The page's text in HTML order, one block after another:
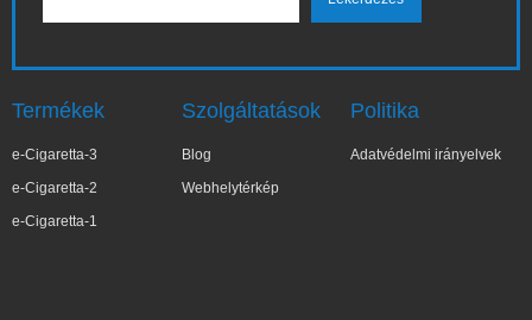
Termékek
e-Cigaretta-3
e-Cigaretta-2
e-Cigaretta-1
Szolgáltatások
Blog
Webhelytérkép
Politika
Adatvédelmi irányelvek